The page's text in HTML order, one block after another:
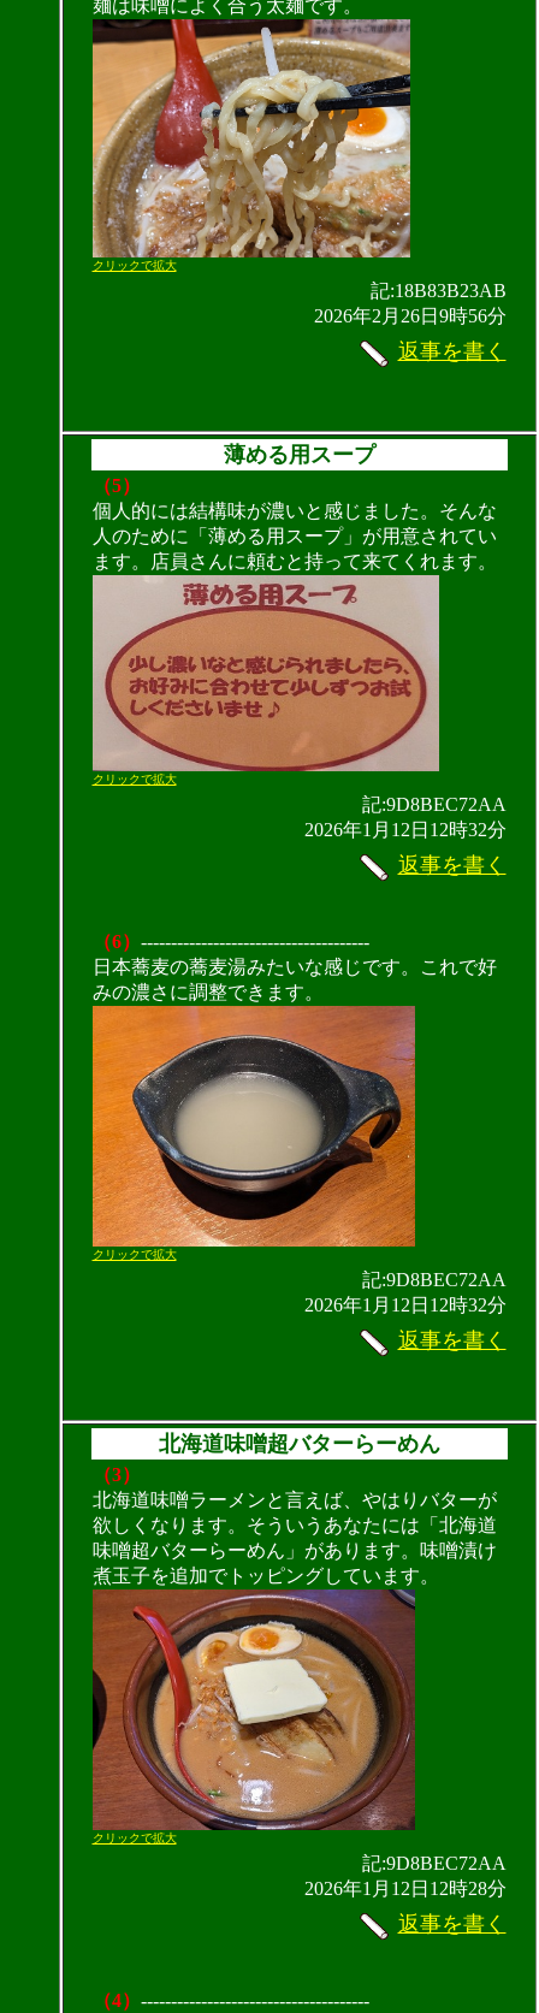
麺は味噌によく合う太麺です。
クリックで拡大
記:18B83B23AB
2026年2月26日9時56分
返事を書く
薄める用スープ
（5）
個人的には結構味が濃いと感じました。そんな
人のために「薄める用スープ」が用意されてい
ます。店員さんに頼むと持って来てくれます。
クリックで拡大
記:9D8BEC72AA
2026年1月12日12時32分
返事を書く
（6） --------------------------------------
日本蕎麦の蕎麦湯みたいな感じです。これで好
みの濃さに調整できます。
クリックで拡大
記:9D8BEC72AA
2026年1月12日12時32分
返事を書く
北海道味噌超バターらーめん
（3）
北海道味噌ラーメンと言えば、やはりバターが
欲しくなります。そういうあなたには「北海道
味噌超バターらーめん」があります。味噌漬け
煮玉子を追加でトッピングしています。
クリックで拡大
記:9D8BEC72AA
2026年1月12日12時28分
返事を書く
（4） --------------------------------------